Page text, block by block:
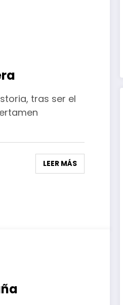
tras ser el
LEER MÁS